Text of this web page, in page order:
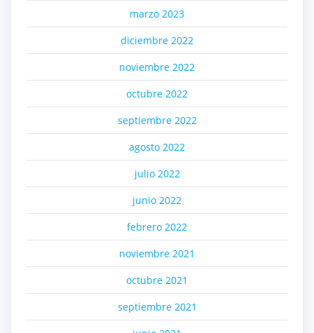
marzo 2023
diciembre 2022
noviembre 2022
octubre 2022
septiembre 2022
agosto 2022
julio 2022
junio 2022
febrero 2022
noviembre 2021
octubre 2021
septiembre 2021